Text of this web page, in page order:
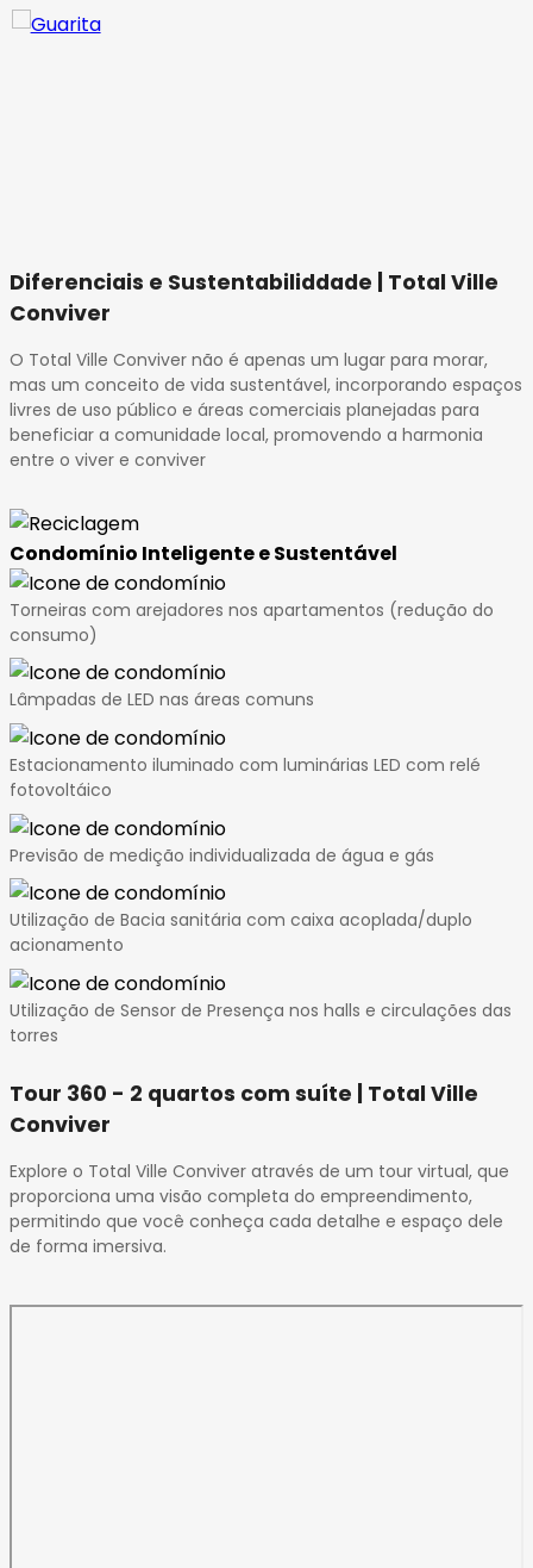
Diferenciais e Sustentabiliddade | Total Ville
Conviver
O Total Ville Conviver não é apenas um lugar para morar,
mas um conceito de vida sustentável, incorporando espaços
livres de uso público e áreas comerciais planejadas para
beneficiar a comunidade local, promovendo a harmonia
entre o viver e conviver
Condomínio Inteligente e Sustentável
Torneiras com arejadores nos apartamentos (redução do
consumo)
Lâmpadas de LED nas áreas comuns
Estacionamento iluminado com luminárias LED com relé
fotovoltáico
Previsão de medição individualizada de água e gás
Utilização de Bacia sanitária com caixa acoplada/duplo
acionamento
Utilização de Sensor de Presença nos halls e circulações das
torres
Tour 360 - 2 quartos com suíte | Total Ville
Conviver
Explore o Total Ville Conviver através de um tour virtual, que
proporciona uma visão completa do empreendimento,
permitindo que você conheça cada detalhe e espaço dele
de forma imersiva.